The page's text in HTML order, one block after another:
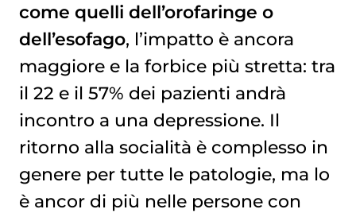
come quelli dell’orofaringe o
dell’esofago, l’impatto è ancora
maggiore e la forbice più stretta: tra
il 22 e il 57% dei pazienti andrà
incontro a una depressione. Il
ritorno alla socialità è complesso in
genere per tutte le patologie, ma lo
è ancor di più nelle persone con